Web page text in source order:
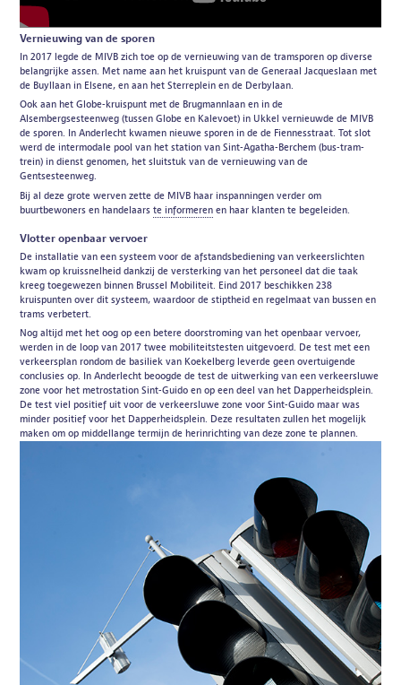
Vernieuwing van de sporen
In 2017 legde de MIVB zich toe op de vernieuwing van de tramsporen op diverse
belangrijke assen. Met name aan het kruispunt van de Generaal Jacqueslaan met
de Buyllaan in Elsene, en aan het Sterreplein en de Derbylaan.
Ook aan het Globe-kruispunt met de Brugmannlaan en in de
Alsembergsesteenweg (tussen Globe en Kalevoet) in Ukkel vernieuwde de MIVB
de sporen. In Anderlecht kwamen nieuwe sporen in de de Fiennesstraat. Tot slot
werd de intermodale pool van het station van Sint-Agatha-Berchem (bus-tram-
trein) in dienst genomen, het sluitstuk van de vernieuwing van de
Gentsesteenweg.
Bij al deze grote werven zette de MIVB haar inspanningen verder om
buurtbewoners en handelaars te informeren en haar klanten te begeleiden.
Vlotter openbaar vervoer
De installatie van een systeem voor de afstandsbediening van verkeerslichten
kwam op kruissnelheid dankzij de versterking van het personeel dat die taak
kreeg toegewezen binnen Brussel Mobiliteit. Eind 2017 beschikken 238
kruispunten over dit systeem, waardoor de stiptheid en regelmaat van bussen en
trams verbetert.
Nog altijd met het oog op een betere doorstroming van het openbaar vervoer,
werden in de loop van 2017 twee mobiliteitstesten uitgevoerd. De test met een
verkeersplan rondom de basiliek van Koekelberg leverde geen overtuigende
conclusies op. In Anderlecht beoogde de test de uitwerking van een verkeersluwe
zone voor het metrostation Sint-Guido en op een deel van het Dapperheidsplein.
De test viel positief uit voor de verkeersluwe zone voor Sint-Guido maar was
minder positief voor het Dapperheidsplein. Deze resultaten zullen het mogelijk
maken om op middellange termijn de herinrichting van deze zone te plannen.